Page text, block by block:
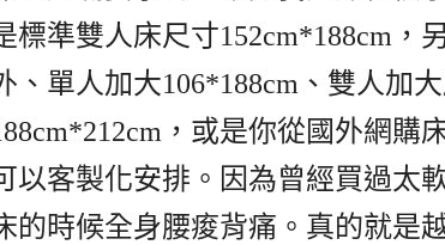
標準雙人床尺寸152cm*188cm，
、單人加大106*188cm、雙人加
，或是你從國外網購
以客製化安排。因為曾經買過太
的時候全身腰痠背痛。真的就是